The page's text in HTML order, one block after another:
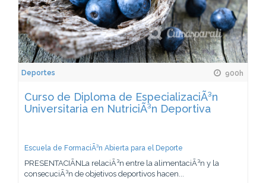
Deportes 900h
Curso de Diploma de EspecializaciÃ³n
Universitaria en NutriciÃ³n Deportiva
Escuela de FormaciÃ³n Abierta para el Deporte
PRESENTACIÃNLa relaciÃ³n entre la alimentaciÃ³n y la
consecuciÃ³n de objetivos deportivos hacen...